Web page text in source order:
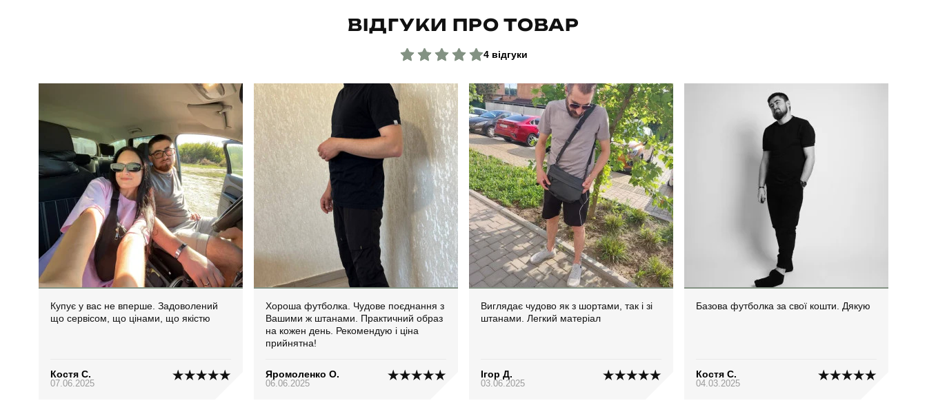
ВІДГУКИ ПРО ТОВАР
4 відгуки
Купує у вас не вперше. Задоволений
що сервісом, що цінами, що якістю
Костя С.
07.06.2025
Хороша футболка. Чудове поєднання з
Вашими ж штанами. Практичний образ
на кожен день. Рекомендую і ціна
прийнятна!
Яромоленко О.
06.06.2025
Виглядає чудово як з шортами, так і зі
штанами. Легкий матеріал
Ігор Д.
03.06.2025
Базова футболка за свої кошти. Дякую
Костя С.
04.03.2025